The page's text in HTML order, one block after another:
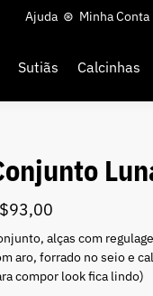
Ajuda ⊛ Minha Conta
Sutiãs Calcinhas
93,00
alças com
aro, forrado no seio e
compor look fica lindo)